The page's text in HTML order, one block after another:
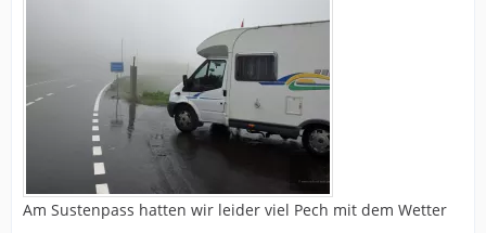
Am Sustenpass hatten wir leider viel Pech mit dem Wetter